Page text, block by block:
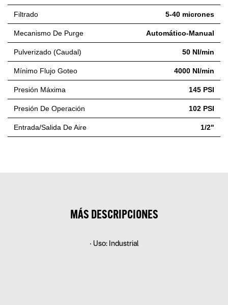
Filtrado 5-40 micrones
Mecanismo De Purge Automático-Manual
Pulverizado (Caudal) 50 NI/min
Mínimo Flujo Goteo 4000 NI/min
Presión Máxima 145 PSI
Presión De Operación 102 PSI
Entrada/Salida De Aire 1/2"
MÁS DESCRIPCIONES
• Uso: Industrial